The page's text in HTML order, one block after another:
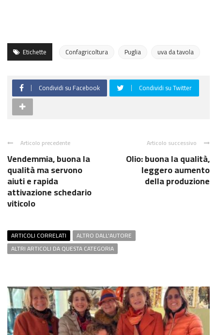
Etichette Confagricoltura Puglia uva da tavola
Condividi su Facebook Condividi su Twitter
Articolo precedente
Vendemmia, buona la
qualità ma servono
aiuti e rapida
attivazione schedario
viticolo
Articolo successivo
Olio: buona la qualità,
leggero aumento
della produzione
ARTICOLI CORRELATI
ALTRO DALL'AUTORE
ALTRI ARTICOLI DA QUESTA CATEGORIA